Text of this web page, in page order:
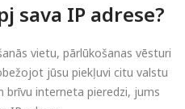
sava IP adrese?
vietu, pārlūkošanas vēsturi
jūsu piekļuvi citu valstu
brīvu interneta pieredzi, jums